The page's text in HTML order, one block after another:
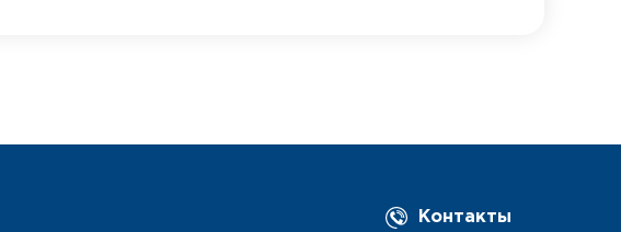
Контакты